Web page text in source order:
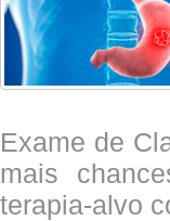
Exame de
mais
terapia-alvo